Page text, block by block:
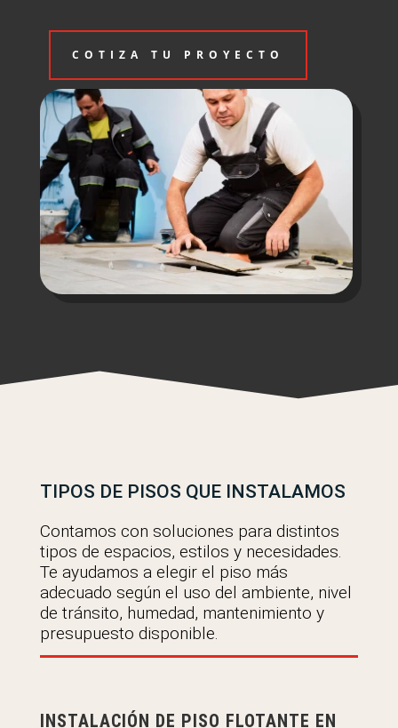
COTIZA TU PROYECTO
TIPOS DE PISOS QUE INSTALAMOS
Contamos con soluciones para distintos
tipos de espacios, estilos y necesidades.
Te ayudamos a elegir el piso más
adecuado según el uso del ambiente, nivel
de tránsito, humedad, mantenimiento y
presupuesto disponible.
INSTALACIÓN DE PISO FLOTANTE EN